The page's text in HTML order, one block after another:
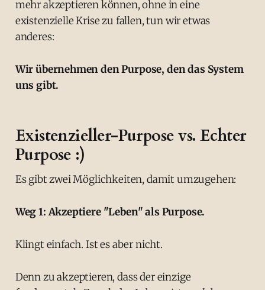
mehr akzeptieren können, ohne in eine
existenzielle Krise zu fallen, tun wir etwas
anderes:
Wir übernehmen den Purpose, den das System
uns gibt.
Existenzieller-Purpose vs. Echter
Purpose :)
Es gibt zwei Möglichkeiten, damit umzugehen:
Weg 1: Akzeptiere "Leben" als Purpose.
Klingt einfach. Ist es aber nicht.
Denn zu akzeptieren, dass der einzige